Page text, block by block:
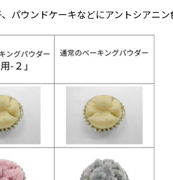
ウンドケーキなどにアントシアニ